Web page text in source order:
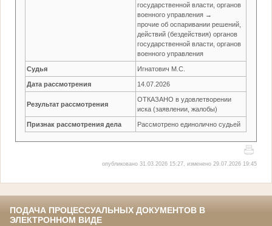
государственной власти, органов
военного управления →
прочие об оспаривании решений,
действий (бездействия) органов
государственной власти, органов
военного управления
Судья Игнатович М.С.
Дата рассмотрения 14.07.2026
Результат рассмотрения
ОТКАЗАНО в удовлетворении
иска (заявлении, жалобы)
Признак рассмотрения дела Рассмотрено единолично судьей
опубликовано 31.03.2026 15:27, изменено 29.07.2026 19:45
ПОДАЧА ПРОЦЕССУАЛЬНЫХ ДОКУМЕНТОВ В
ЭЛЕКТРОННОМ ВИДЕ